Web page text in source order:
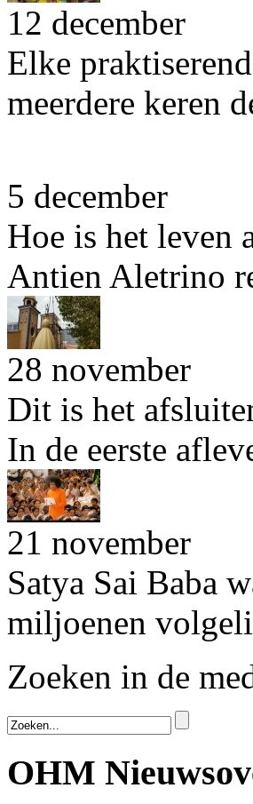
12 december
Elke
meerdere keren
5 december
Hoe is het leven
Antien Aletrino
28 november
Dit is het
In de eerste
21 november
Satya Sai Baba
miljoenen
Zoeken in de
OHM